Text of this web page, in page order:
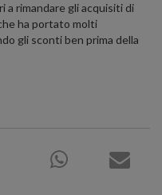
a rimandare gli acquisiti di
ha portato molti
gli sconti ben prima della